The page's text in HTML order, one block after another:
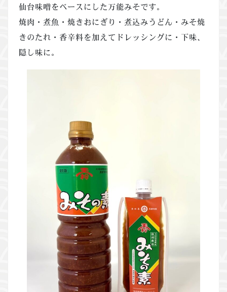
仙台味噌をベースにした万能みそです。
焼肉・煮魚・焼きおにぎり・煮込みうどん・みそ焼
きのたれ・香辛料を加えてドレッシングに・下味、
隠し味に。